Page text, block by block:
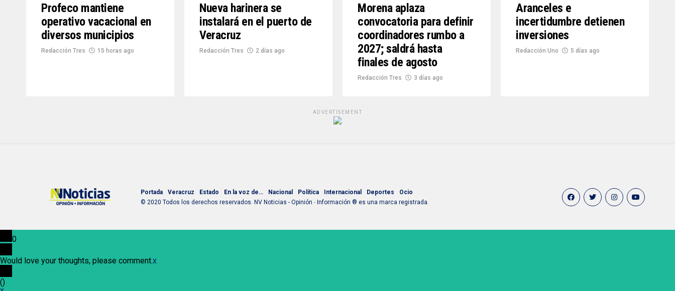
Profeco mantiene
operativo vacacional en
diversos municipios
Redacción Tres 15 horas ago
Nueva harinera se
instalará en el puerto de
Veracruz
Redacción Tres 2 días ago
Morena aplaza
convocatoria para definir
coordinadores rumbo a
2027; saldrá hasta
finales de agosto
Redacción Tres 3 días ago
Aranceles e
incertidumbre detienen
inversiones
Redacción Uno 5 días ago
ADVERTISEMENT
Portada Veracruz Estado En la voz de… Nacional Política Internacional Deportes
Ocio
© 2020 Todos los derechos reservados. NV Noticias - Opinión ∙ Información ® es una marca registrada.
0
Would love your thoughts, please comment.x
()